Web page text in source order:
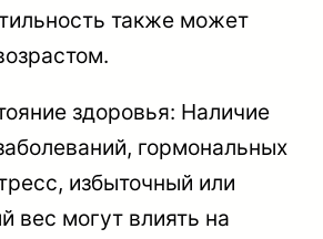
также может
здоровья: Наличие
гормональных
избыточный или
вес могут влиять на